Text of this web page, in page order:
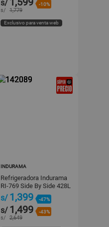
s/ -10%
s/ 1,779
Exclusivo para venta web
INDURAMA
Refrigeradora Indurama
RI-769 Side By Side 428L
Gris
s/ 1,399 -47%
s/ 1,499 -43%
s/ 2,649